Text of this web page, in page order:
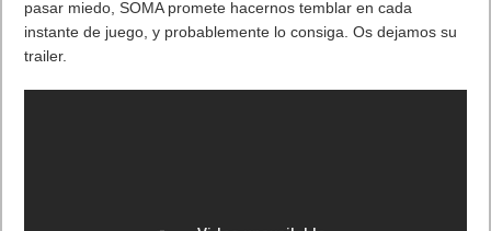
pasar miedo, SOMA promete hacernos temblar en cada
instante de juego, y probablemente lo consiga. Os dejamos su
trailer.